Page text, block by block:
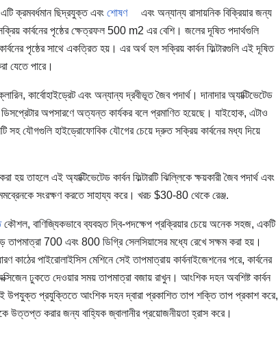
ক্রমবর্ধমান ছিদ্রযুক্ত এবং শোষণ
এবং অন্যান্য রাসায়নিক বিক্রিয়ার জন্য
কার্বনের পৃষ্ঠের ক্ষেত্রফল 500 m2 এর বেশি। জলের দূষিত পদার্থগুলি
পৃষ্ঠের সাথে একত্রিত হয়। এর অর্থ হল সক্রিয় কার্বন ফিল্টারগুলি এই দূষিত
যেতে পারে।
কার্বোহাইড্রেট এবং অন্যান্য দ্রবীভূত জৈব পদার্থ। দানাদার অ্যাক্টিভেটেড
ডিসপ্রেটার অপসারণে অত্যন্ত কার্যকর বলে প্রমাণিত হয়েছে। যাইহোক, এটাও
সহ যৌগগুলি হাইড্রোফোবিক যৌগের চেয়ে দ্রুত সক্রিয় কার্বনের মধ্য দিয়ে
হয় তাহলে এই অ্যাক্টিভেটেড কার্বন ফিল্টারটি ঝিল্লিকে ক্ষয়কারী জৈব পদার্থ এবং
সংরক্ষণ করতে সাহায্য করে। খরচ $30-80 থেকে রেঞ্জ.
কৌশল, বাণিজ্যিকভাবে ব্যবহৃত দ্বি-পদক্ষেপ প্রক্রিয়ার চেয়ে অনেক সহজ, একটি
তাপমাত্রা 700 এবং 800 ডিগ্রি সেলসিয়াসের মধ্যে রেখে সক্ষম করা হয়।
কাঠের পাইরোলাইসিস মেশিনে সেই তাপমাত্রায় কার্বনাইজেশনের পরে, কার্বনের
ঢুকতে দেওয়ার সময় তাপমাত্রা বজায় রাখুন। আংশিক দহন অবশিষ্ট কার্বন
উপযুক্ত প্রযুক্তিতে আংশিক দহন দ্বারা প্রকাশিত তাপ শক্তি তাপ প্রকাশ করে,
উত্তপ্ত করার জন্য বাহ্যিক জ্বালানীর প্রয়োজনীয়তা হ্রাস করে।